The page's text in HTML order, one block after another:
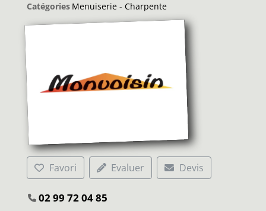
Catégories Menuiserie- Charpente
Favori Evaluer Devis
02 99 72 04 85